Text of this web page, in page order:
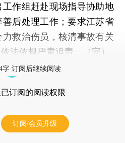
作组赶赴现场指导协助地
后处理工作；要求江苏省
救治伤员，核清事故有关
法依规严肃追责。（完）
字 订阅后继续阅读
订阅的阅读权限
订阅/会员升级